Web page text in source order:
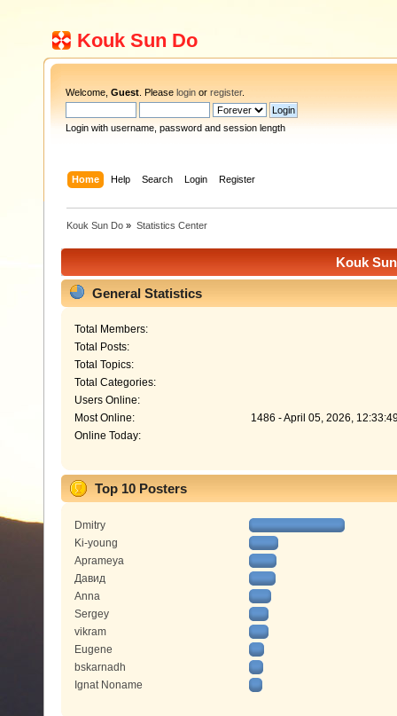
Kouk Sun Do
Welcome, Guest . Please login or register.
Login with username, password and session length
Home Help Search Login Register
Kouk Sun Do » Statistics Center
Kouk
General Statistics
Total Members:
Total Posts:
Total Topics:
Total Categories:
Users Online:
Most Online:
1486 - April 05, 2026,
Online Today:
Top 10 Posters
Dmitry
Ki-young
Aprameya
Давид
Anna
Sergey
vikram
Eugene
bskarnadh
Ignat Noname